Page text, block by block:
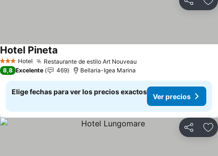
Compartir
3 Estrellas
Hotel Restaurante de estilo Art Nouveau
Hotel Pineta
8,8 Excelente 469 Bellaria-Igea Marina
Elige fechas para ver los precios exactos
Ver precios
Compartir